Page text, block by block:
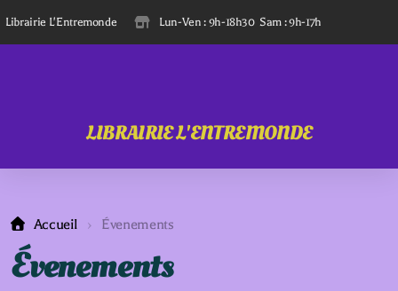
Librairie L'Entremonde Lun-Ven : 9h-18h30  Sam : 9h-17h
LIBRAIRIE L'ENTREMONDE
Accueil Évenements
Évenements